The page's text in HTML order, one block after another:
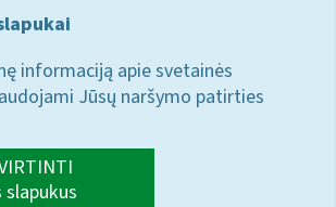
informaciją apie svetainės
Jūsų naršymo patirties
slapukus